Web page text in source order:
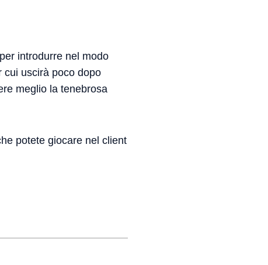
introdurre nel modo
cui uscirà poco dopo
meglio la tenebrosa
potete giocare nel client